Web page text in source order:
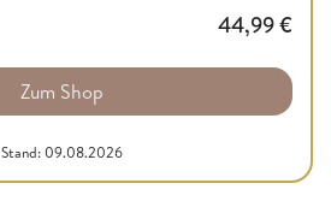
44,99€
Zum Shop
Stand: 09.08.2026